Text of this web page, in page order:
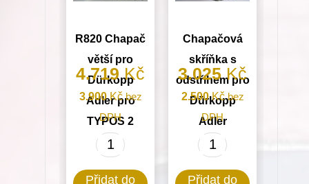
R820 Chapač
větší pro
Dürkopp
Adler pro
TYPOS 2
4.719Kč
3.900Kčbez
DPH
R820
Přidat do
Chapačová
skříňka s
odstřihem pro
Dürkopp
Adler
3.025Kč
2.500Kčbez
DPH
Chapačová
Přidat do